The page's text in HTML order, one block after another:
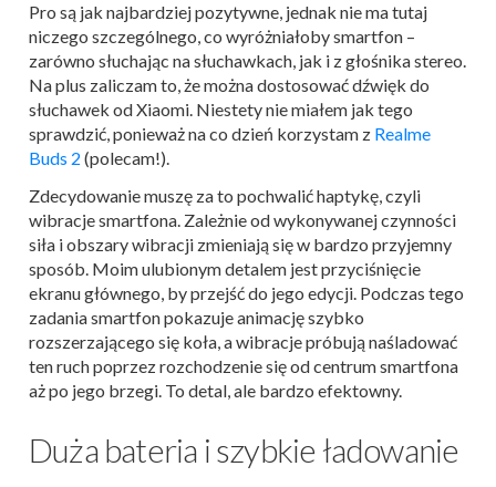
Pro są jak najbardziej pozytywne, jednak nie ma tutaj
niczego szczególnego, co wyróżniałoby smartfon –
zarówno słuchając na słuchawkach, jak i z głośnika stereo.
Na plus zaliczam to, że można dostosować dźwięk do
słuchawek od Xiaomi. Niestety nie miałem jak tego
sprawdzić, ponieważ na co dzień korzystam z Realme
Buds 2 (polecam!).
Zdecydowanie muszę za to pochwalić haptykę, czyli
wibracje smartfona. Zależnie od wykonywanej czynności
siła i obszary wibracji zmieniają się w bardzo przyjemny
sposób. Moim ulubionym detalem jest przyciśnięcie
ekranu głównego, by przejść do jego edycji. Podczas tego
zadania smartfon pokazuje animację szybko
rozszerzającego się koła, a wibracje próbują naśladować
ten ruch poprzez rozchodzenie się od centrum smartfona
aż po jego brzegi. To detal, ale bardzo efektowny.
Duża bateria i szybkie ładowanie